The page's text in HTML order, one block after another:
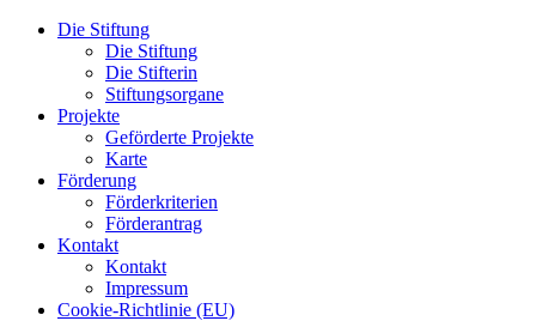
Die Stiftung
Die Stiftung
Die Stifterin
Stiftungsorgane
Projekte
Geförderte Projekte
Karte
Förderung
Förderkriterien
Förderantrag
Kontakt
Kontakt
Impressum
Cookie-Richtlinie (EU)